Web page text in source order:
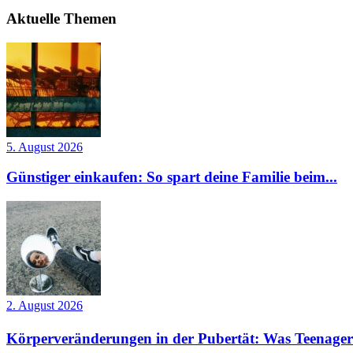
Aktuelle Themen
5. August 2026
Günstiger einkaufen: So spart deine Familie beim...
2. August 2026
Körperveränderungen in der Pubertät: Was